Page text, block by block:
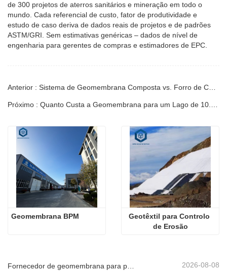
de 300 projetos de aterros sanitários e mineração em todo o
mundo. Cada referencial de custo, fator de produtividade e
estudo de caso deriva de dados reais de projetos e de padrões
ASTM/GRI. Sem estimativas genéricas – dados de nível de
engenharia para gerentes de compras e estimadores de EPC.
Geomembrana BPM
Geotêxtil para Controlo
de Erosão
Fornecedor de geomembrana para promotores de infraestruturas 2026-08-08